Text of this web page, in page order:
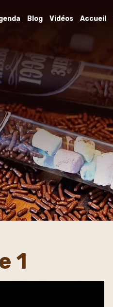
Blog Vidéos Accueil
1